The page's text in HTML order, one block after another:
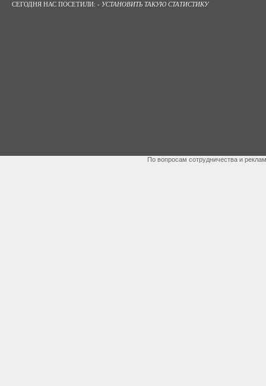
СЕГОДНЯ НАС ПОСЕТИЛИ: - УСТАНОВИТЬ ТАКУЮ СТАТИСТИКУ
По вопросам сотрудничества и